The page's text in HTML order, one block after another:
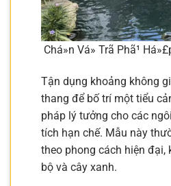
Chá»n Vá» Trã­ Phã¹ Há»£p
Tận dụng khoảng không
thang để bố trí một tiểu
pháp lý tưởng cho các
tích hạn chế. Mẫu này
theo phong cách hiện đại,
bộ và cây xanh.